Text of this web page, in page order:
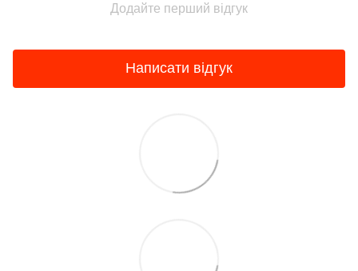
Додайте перший відгук
Написати відгук